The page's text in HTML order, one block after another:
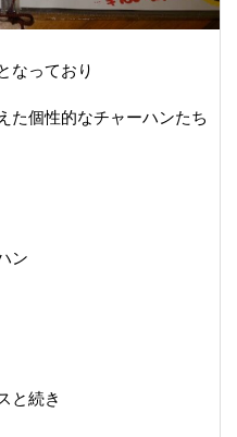
なっており
た個性的なチャーハンたち
ン
と続き